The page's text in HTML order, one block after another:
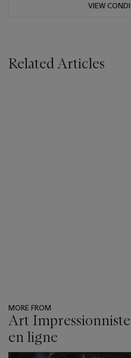
VIEW
Related Articles
MORE FROM
Art
en ligne
???